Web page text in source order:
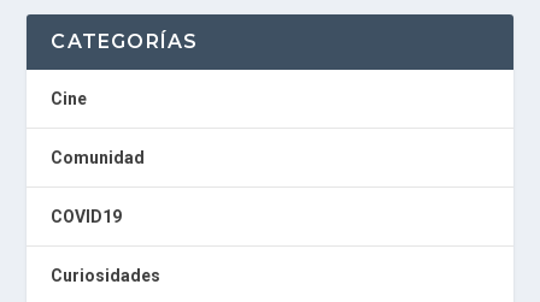
P
r
e
s
e
b
e
s
i
CATEGORÍAS
Cine
Comunidad
COVID19
Curiosidades